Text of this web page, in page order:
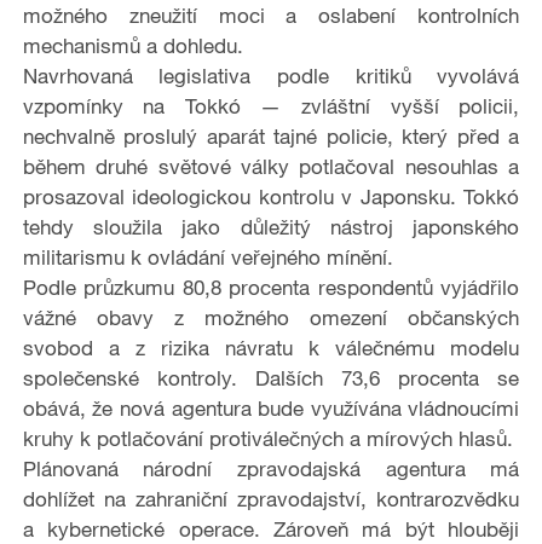
možného zneužití moci a oslabení kontrolních
mechanismů a dohledu.
Navrhovaná legislativa podle kritiků vyvolává
vzpomínky na Tokkó — zvláštní vyšší policii,
nechvalně proslulý aparát tajné policie, který před a
během druhé světové války potlačoval nesouhlas a
prosazoval ideologickou kontrolu v Japonsku. Tokkó
tehdy sloužila jako důležitý nástroj japonského
militarismu k ovládání veřejného mínění.
Podle průzkumu 80,8 procenta respondentů vyjádřilo
vážné obavy z možného omezení občanských
svobod a z rizika návratu k válečnému modelu
společenské kontroly. Dalších 73,6 procenta se
obává, že nová agentura bude využívána vládnoucími
kruhy k potlačování protiválečných a mírových hlasů.
Plánovaná národní zpravodajská agentura má
dohlížet na zahraniční zpravodajství, kontrarozvědku
a kybernetické operace. Zároveň má být hlouběji